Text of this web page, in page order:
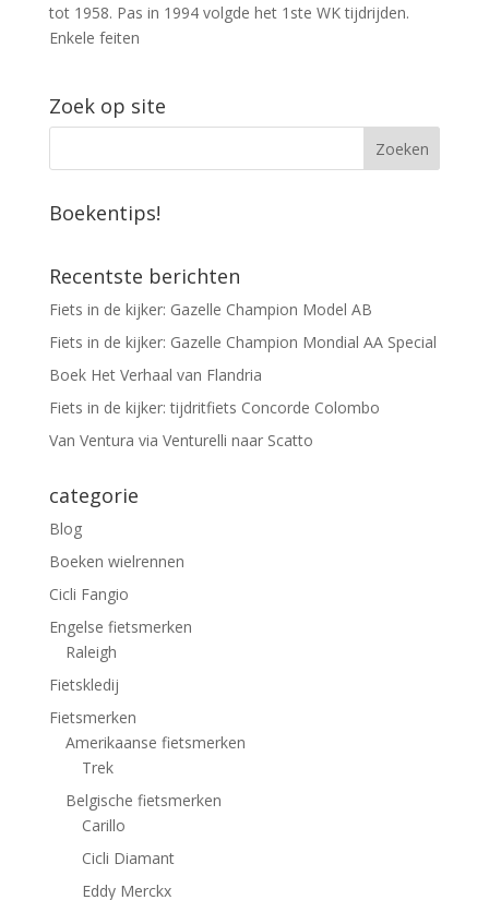
tot 1958. Pas in 1994 volgde het 1ste WK tijdrijden.
Enkele feiten
Zoek op site
Boekentips!
Recentste berichten
Fiets in de kijker: Gazelle Champion Model AB
Fiets in de kijker: Gazelle Champion Mondial AA Special
Boek Het Verhaal van Flandria
Fiets in de kijker: tijdritfiets Concorde Colombo
Van Ventura via Venturelli naar Scatto
categorie
Blog
Boeken wielrennen
Cicli Fangio
Engelse fietsmerken
Raleigh
Fietskledij
Fietsmerken
Amerikaanse fietsmerken
Trek
Belgische fietsmerken
Carillo
Cicli Diamant
Eddy Merckx